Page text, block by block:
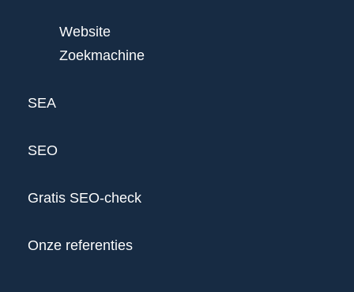
Website
Zoekmachine
SEA
SEO
Gratis SEO-check
Onze referenties